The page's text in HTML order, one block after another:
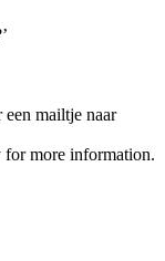
een mailtje naar
for more information.